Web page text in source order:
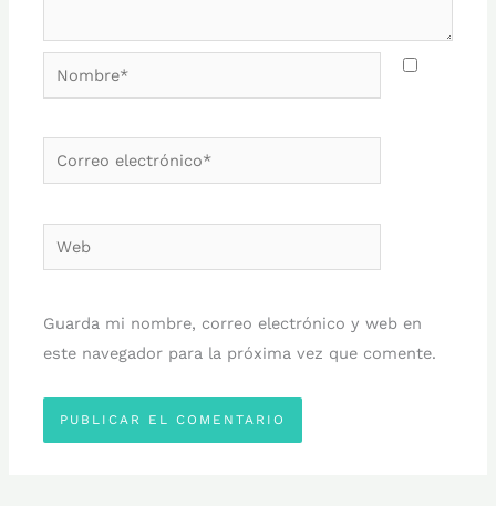
Nombre*
Correo
electrónico*
Web
Guarda mi nombre, correo electrónico y web en
este navegador para la próxima vez que comente.